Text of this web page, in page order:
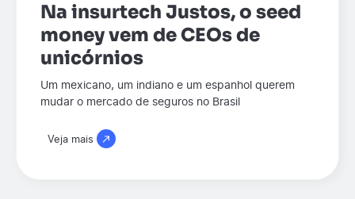
Na insurtech Justos, o seed
money vem de CEOs de
unicórnios
Um mexicano, um indiano e um espanhol querem
mudar o mercado de seguros no Brasil
Veja mais